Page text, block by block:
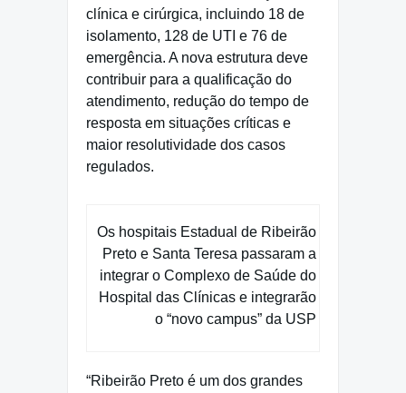
clínica e cirúrgica, incluindo 18 de
isolamento, 128 de UTI e 76 de
emergência. A nova estrutura deve
contribuir para a qualificação do
atendimento, redução do tempo de
resposta em situações críticas e
maior resolutividade dos casos
regulados.
Os hospitais Estadual de Ribeirão
Preto e Santa Teresa passaram a
integrar o Complexo de Saúde do
Hospital das Clínicas e integrarão
o “novo campus” da USP
“Ribeirão Preto é um dos grandes